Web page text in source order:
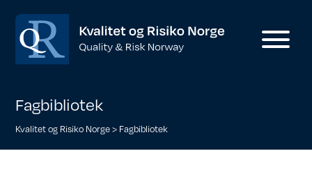
Fagbibliotek
Kvalitet og Risiko Norge> Fagbibliotek